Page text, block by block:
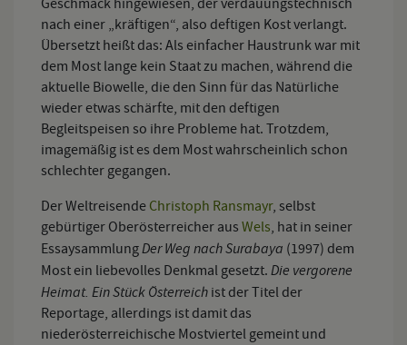
Geschmack hingewiesen, der verdauungstechnisch
nach einer „kräftigen“, also deftigen Kost verlangt.
Übersetzt heißt das: Als einfacher Haustrunk war mit
dem Most lange kein Staat zu machen, während die
aktuelle Biowelle, die den Sinn für das Natürliche
wieder etwas schärfte, mit den deftigen
Begleitspeisen so ihre Probleme hat. Trotzdem,
imagemäßig ist es dem Most wahrscheinlich schon
schlechter gegangen.
Der Weltreisende Christoph Ransmayr, selbst
gebürtiger Oberösterreicher aus Wels, hat in seiner
EssaysammlungDer Weg nach Surabaya (1997) dem
Most ein liebevolles Denkmal gesetzt. Die vergorene
Heimat. Ein Stück Österreich ist der Titel der
Reportage, allerdings ist damit das
niederösterreichische Mostviertel gemeint und